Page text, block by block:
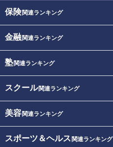
保険関連ランキング
金融関連ランキング
塾関連ランキング
スクール関連ランキング
美容関連ランキング
スポーツ＆ヘルス 関連ランキング